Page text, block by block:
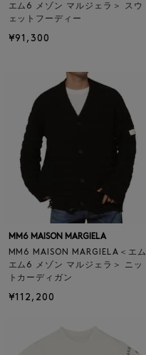
エム6 メゾン マルジェラ＞ スウ
ェットフーディー
¥91,300
MM6 MAISON MARGIELA
MM6 MAISON MARGIELA＜エム
エム6 メゾン マルジェラ＞ ニッ
トカーディガン
¥112,200